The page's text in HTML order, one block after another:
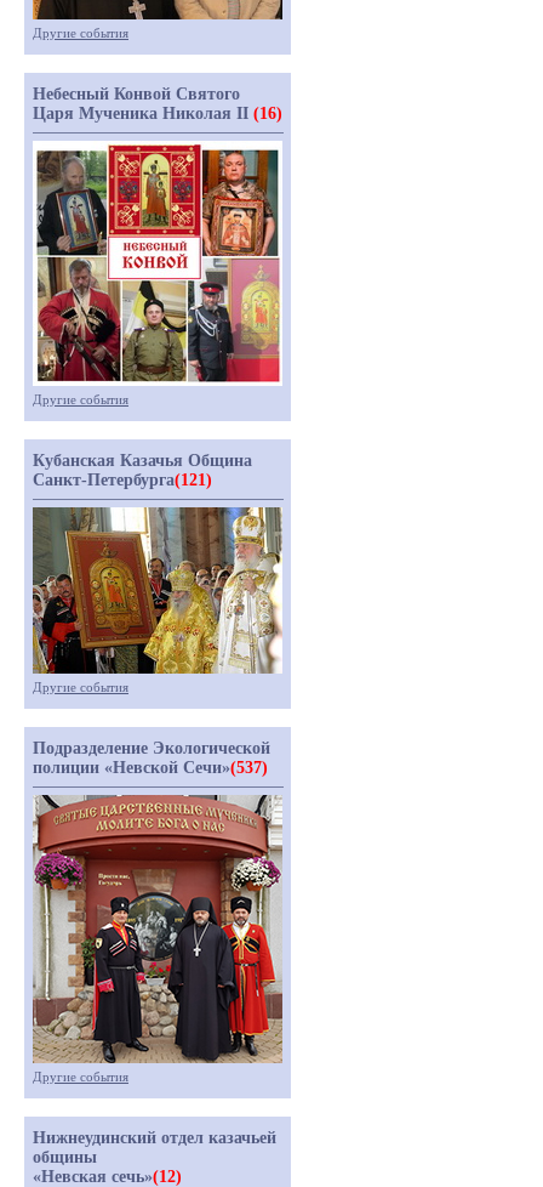
Другие события
Небесный Конвой Святого
Царя Мученика Николая II (16)
Другие события
Кубанская Казачья Община
Санкт-Петербурга(121)
Другие события
Подразделение Экологической
полиции «Невской Сечи»(537)
Другие события
Нижнеудинский отдел казачьей
общины
«Невская сечь»(12)